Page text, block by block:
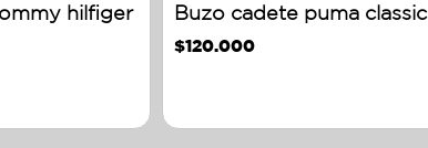
hilfiger
Buzo cadete puma classic
$120.000